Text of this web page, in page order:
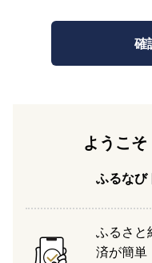
ようこそ
ふるなび
ふるさと
済が簡単